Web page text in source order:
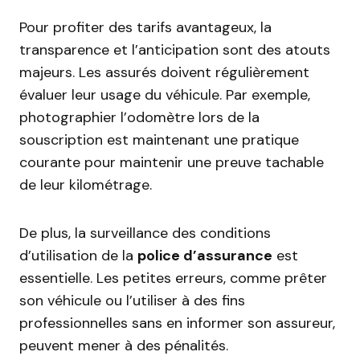
Pour profiter des tarifs avantageux, la
transparence et l’anticipation sont des atouts
majeurs. Les assurés doivent régulièrement
évaluer leur usage du véhicule. Par exemple,
photographier l’odomètre lors de la
souscription est maintenant une pratique
courante pour maintenir une preuve tachable
de leur kilométrage.
De plus, la surveillance des conditions
d’utilisation de la police d’assurance est
essentielle. Les petites erreurs, comme prêter
son véhicule ou l’utiliser à des fins
professionnelles sans en informer son assureur,
peuvent mener à des pénalités.